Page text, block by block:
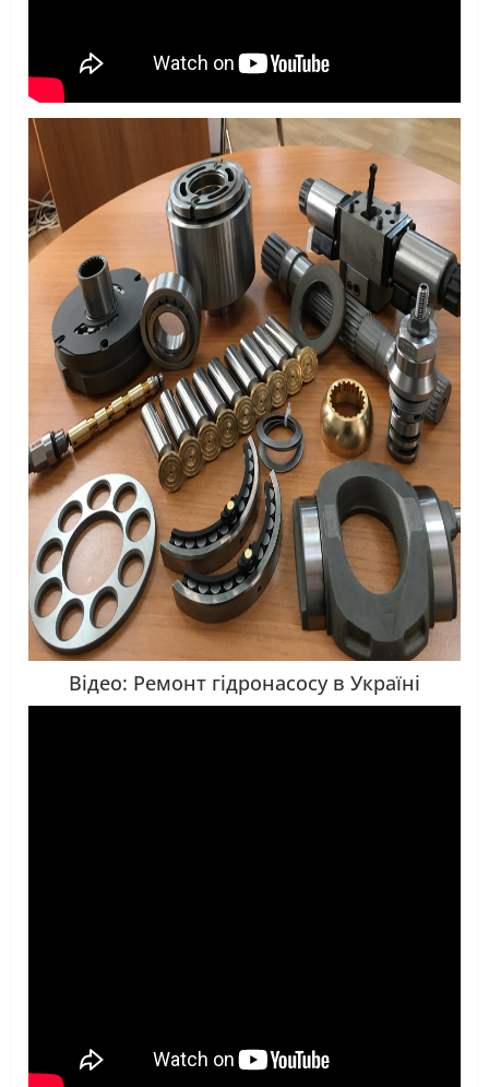
Відео: Ремонт гідронасосу в Україні